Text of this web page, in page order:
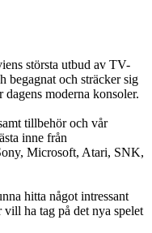
största utbud av TV-
begagnat och sträcker sig
moderna konsoler.
tillbehör och vår
inne från
Microsoft, Atari, SNK,
hitta något intressant
ha tag på det nya spelet